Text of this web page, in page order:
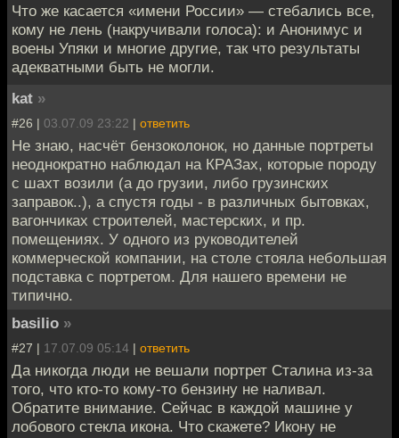
Что же касается «имени России» — стебались все,
кому не лень (накручивали голоса): и Анонимус и
воены Упяки и многие другие, так что результаты
адекватными быть не могли.
kat »
#26 | 03.07.09 23:22 | ответить
Не знаю, насчёт бензоколонок, но данные портреты
неоднократно наблюдал на КРАЗах, которые породу
с шахт возили (а до грузии, либо грузинских
заправок..), а спустя годы - в различных бытовках,
вагончиках строителей, мастерских, и пр.
помещениях. У одного из руководителей
коммерческой компании, на столе стояла небольшая
подставка с портретом. Для нашего времени не
типично.
basilio »
#27 | 17.07.09 05:14 | ответить
Да никогда люди не вешали портрет Сталина из-за
того, что кто-то кому-то бензину не наливал.
Обратите внимание. Сейчас в каждой машине у
лобового стекла икона. Что скажете? Икону не